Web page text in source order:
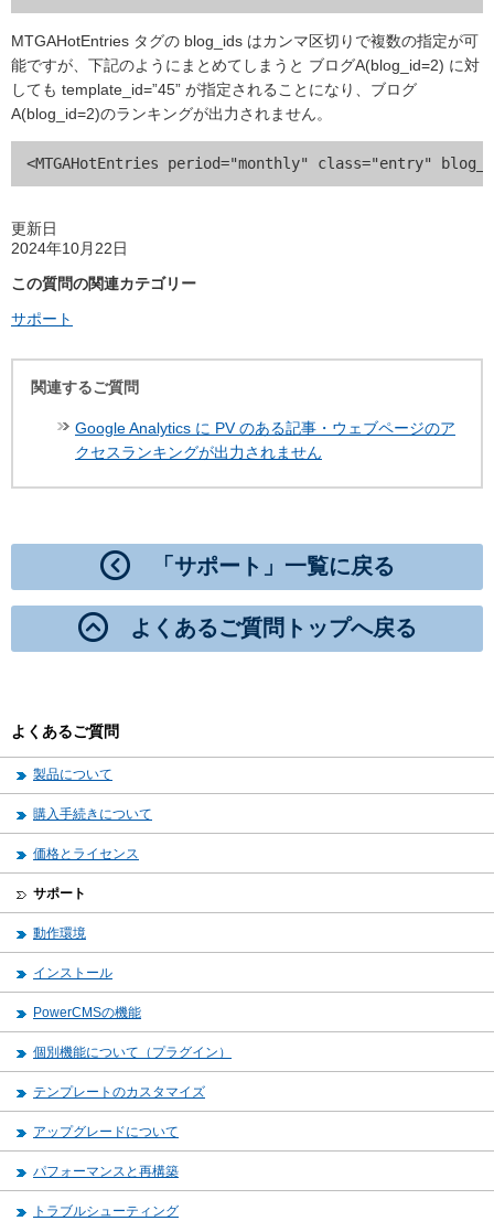
MTGAHotEntries タグの blog_ids はカンマ区切りで複数の指定が可
能ですが、下記のようにまとめてしまうと ブログA(blog_id=2) に対
しても template_id=”45” が指定されることになり、ブログ
A(blog_id=2)のランキングが出力されません。
更新日
2024年10月22日
この質問の関連カテゴリー
サポート
関連するご質問
Google Analytics に PV のある記事・ウェブページのア
クセスランキングが出力されません
「サポート」一覧に戻る
よくあるご質問トップへ戻る
よくあるご質問
製品について
購入手続きについて
価格とライセンス
サポート
動作環境
インストール
PowerCMSの機能
個別機能について（プラグイン）
テンプレートのカスタマイズ
アップグレードについて
パフォーマンスと再構築
トラブルシューティング